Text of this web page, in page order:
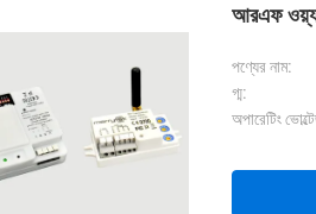
আরএফ
পণ্যের নাম:
গ্ম:
অপারেটিং